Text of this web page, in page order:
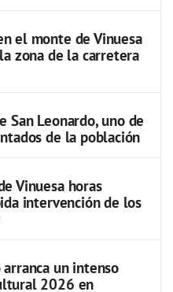
el monte de Vinuesa
zona de la carretera
San Leonardo, uno de
de la población
Vinuesa horas
intervención de los
arranca un intenso
2026 en